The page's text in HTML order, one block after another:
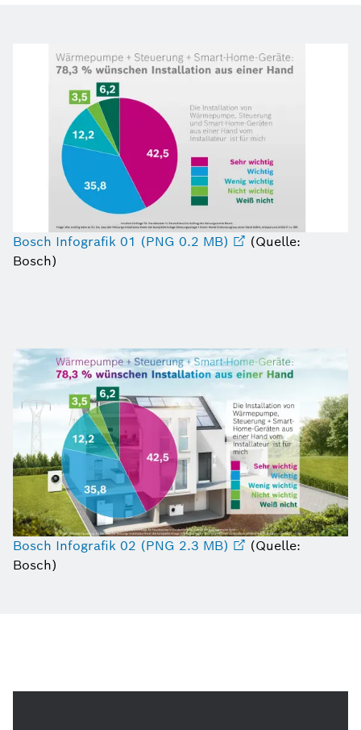
Bosch Infografik 01 (PNG 0.2 MB)
(Quelle:
Bosch)
Bosch Infografik 02 (PNG 2.3 MB)
(Quelle:
Bosch)